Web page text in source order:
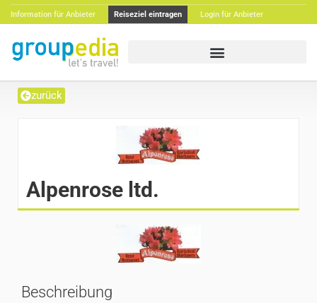
Information für Anbieter Reiseziel eintragen Login für Anbieter
zurück
Alpenrose ltd.
Beschreibung